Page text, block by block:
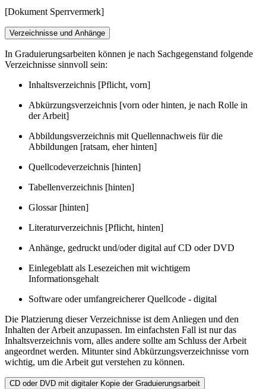
[Dokument Sperrvermerk]
Verzeichnisse und Anhänge
In Graduierungsarbeiten können je nach Sachgegenstand folgende
Verzeichnisse sinnvoll sein:
Inhaltsverzeichnis [Pflicht, vorn]
Abkürzungsverzeichnis [vorn oder hinten, je nach Rolle in
der Arbeit]
Abbildungsverzeichnis mit Quellennachweis für die
Abbildungen [ratsam, eher hinten]
Quellcodeverzeichnis [hinten]
Tabellenverzeichnis [hinten]
Glossar [hinten]
Literaturverzeichnis [Pflicht, hinten]
Anhänge, gedruckt und/oder digital auf CD oder DVD
Einlegeblatt als Lesezeichen mit wichtigem
Informationsgehalt
Software oder umfangreicherer Quellcode - digital
Die Platzierung dieser Verzeichnisse ist dem Anliegen und den
Inhalten der Arbeit anzupassen. Im einfachsten Fall ist nur das
Inhaltsverzeichnis vorn, alles andere sollte am Schluss der Arbeit
angeordnet werden. Mitunter sind Abkürzungsverzeichnisse vorn
wichtig, um die Arbeit gut verstehen zu können.
CD oder DVD mit digitaler Kopie der Graduierungsarbeit